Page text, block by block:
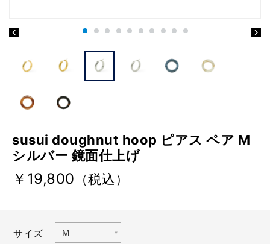
susui doughnut hoop ピアス ペア M
シルバー 鏡面仕上げ
￥19,800 （税込）
サイズ